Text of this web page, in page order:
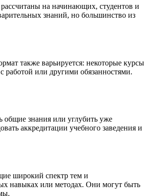
на начинающих, студентов и
знаний, но большинство из
также варьируется: некоторые курсы
работой или другими обязанностями.
общие знания или углубить уже
аккредитации учебного заведения и
широкий спектр тем и
навыках или методах. Они могут быть